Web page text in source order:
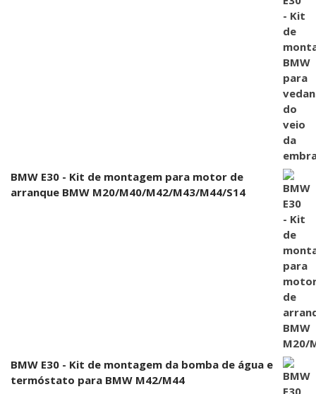
BMW E30 - Kit de montagem para motor de
arranque BMW M20/M40/M42/M43/M44/S14
BMW E30 - Kit de montagem da bomba de água e
termóstato para BMW M42/M44